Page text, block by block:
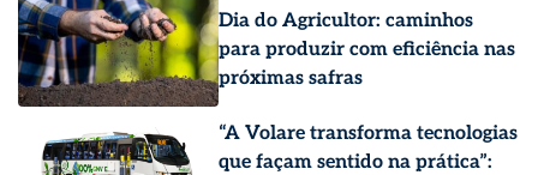
Dia do Agricultor: caminhos
para produzir com eficiência nas
próximas safras
“A Volare transforma tecnologias
que façam sentido na prática”: